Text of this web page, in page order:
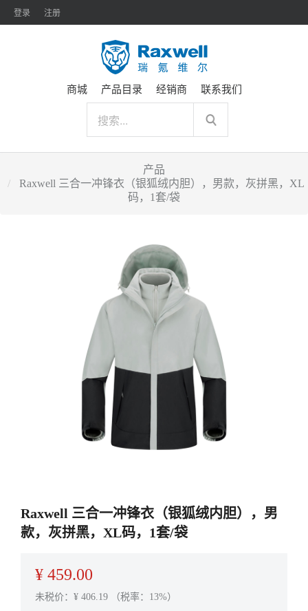
登录 注册
商城 产品目录 经销商 联系我们
产品
Raxwell 三合一冲锋衣（银狐绒内胆），男款，灰拼黑，XL
码，1套/袋
Raxwell 三合一冲锋衣（银狐绒内胆），男
款，灰拼黑，XL码，1套/袋
¥ 459.00
未税价：¥ 406.19 （税率：13%）